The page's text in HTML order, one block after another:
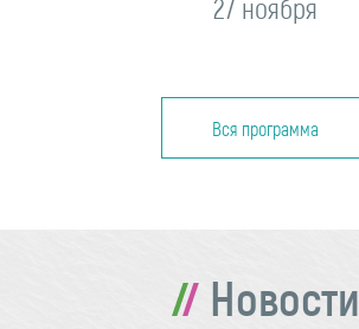
27 ноября
Вся программа
Новости